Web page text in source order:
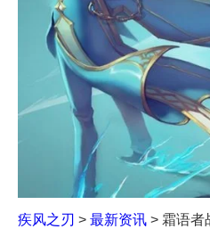
疾风之刃 > 最新资讯 > 霜语者